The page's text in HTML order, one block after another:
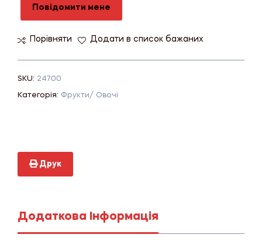
Повідомити мене
Порівняти Додати в список бажаних
SKU: 24700
Категорія: Фрукти/ Овочі
Друк
Додаткова Інформація